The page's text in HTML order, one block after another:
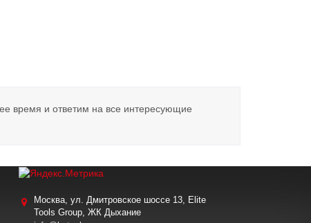
время и ответим на все интересующие
Москва, ул. Дмитровское шоссе 13, Elite
Tools Group, ЖК Дыхание